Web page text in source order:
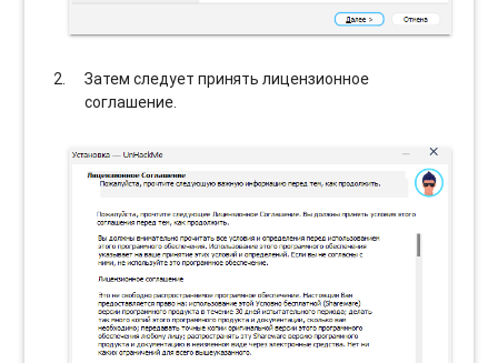
Затем следует принять лицензионное
соглашение.